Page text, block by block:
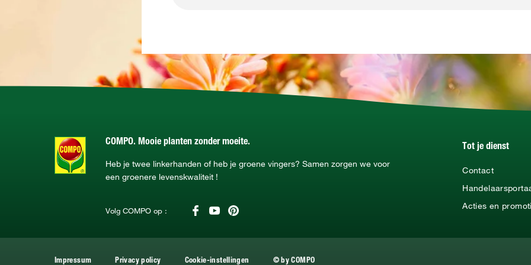
COMPO. Mooie planten zonder moeite.
Heb je twee linkerhanden of heb je groene vingers? Samen zorgen we voor
een groenere levenskwaliteit !
Volg COMPO op :
Tot je dienst
Contact
Acties en
Impressum Privacy policy Cookie-instellingen © by COMPO